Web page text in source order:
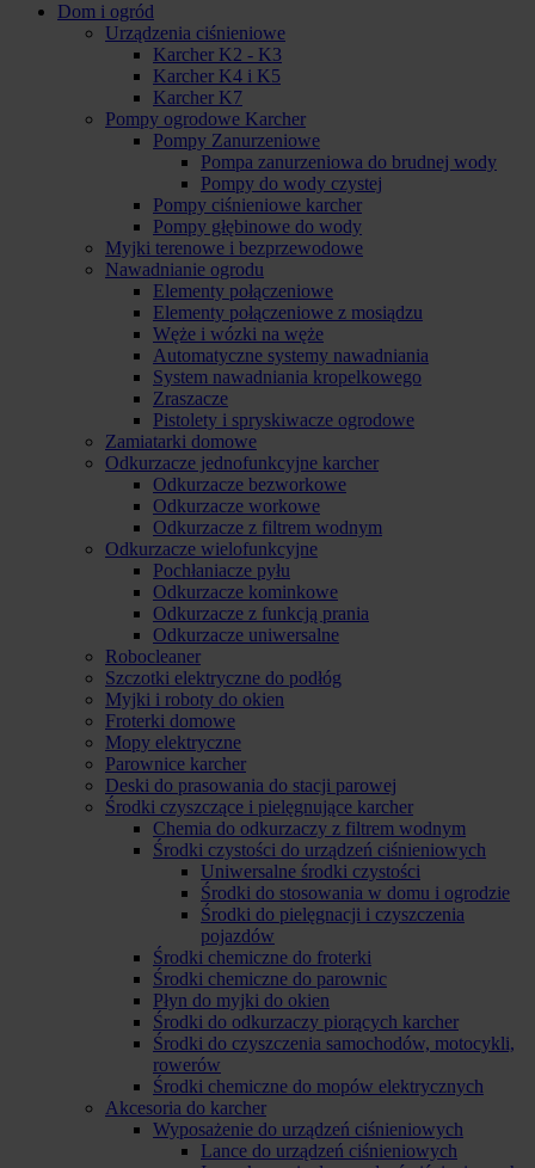
Dom i ogród
Urządzenia ciśnieniowe
Karcher K2 - K3
Karcher K4 i K5
Karcher K7
Pompy ogrodowe Karcher
Pompy Zanurzeniowe
Pompa zanurzeniowa do brudnej wody
Pompy do wody czystej
Pompy ciśnieniowe karcher
Pompy głębinowe do wody
Myjki terenowe i bezprzewodowe
Nawadnianie ogrodu
Elementy połączeniowe
Elementy połączeniowe z mosiądzu
Węże i wózki na węże
Automatyczne systemy nawadniania
System nawadniania kropelkowego
Zraszacze
Pistolety i spryskiwacze ogrodowe
Zamiatarki domowe
Odkurzacze jednofunkcyjne karcher
Odkurzacze bezworkowe
Odkurzacze workowe
Odkurzacze z filtrem wodnym
Odkurzacze wielofunkcyjne
Pochłaniacze pyłu
Odkurzacze kominkowe
Odkurzacze z funkcją prania
Odkurzacze uniwersalne
Robocleaner
Szczotki elektryczne do podłóg
Myjki i roboty do okien
Froterki domowe
Mopy elektryczne
Parownice karcher
Deski do prasowania do stacji parowej
Środki czyszczące i pielęgnujące karcher
Chemia do odkurzaczy z filtrem wodnym
Środki czystości do urządzeń ciśnieniowych
Uniwersalne środki czystości
Środki do stosowania w domu i ogrodzie
Środki do pielęgnacji i czyszczenia
pojazdów
Środki chemiczne do froterki
Środki chemiczne do parownic
Płyn do myjki do okien
Środki do odkurzaczy piorących karcher
Środki do czyszczenia samochodów, motocykli,
rowerów
Środki chemiczne do mopów elektrycznych
Akcesoria do karcher
Wyposażenie do urządzeń ciśnieniowych
Lance do urządzeń ciśnieniowych